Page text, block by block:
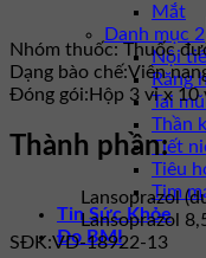
Mắt
Danh mục 2
Nội
Răng
Tai
Thần
Tiết
Tiêu
Tim
Tin Sức Khỏe
Đo BMI
Nhóm thuốc: Thuốc
Dạng bào chế:Viên
Đóng gói: Hộp 3 vỉ x 10
Thành phần:
Lansoprazol
Lansoprazol
SĐK:VD-18922-13